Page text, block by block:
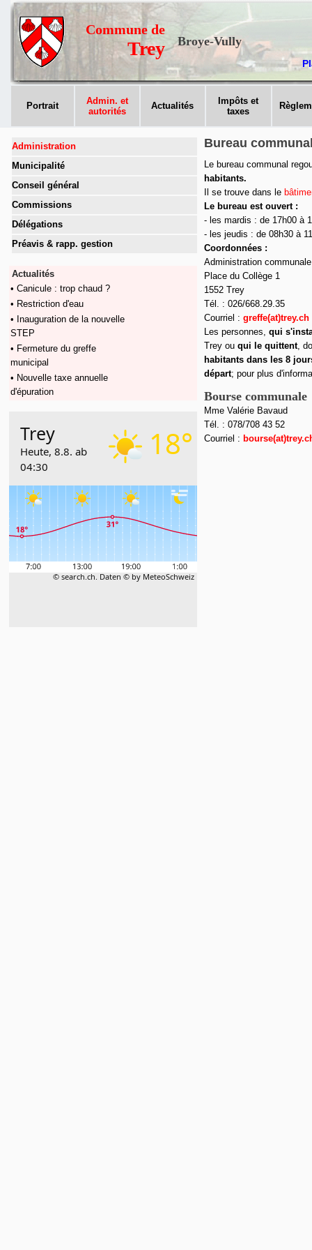
Commune de
Broye-Vully
Trey
Portrait
Admin. et
autorités
Actualités
Impôts et
taxes
Administration
Municipalité
Conseil général
Commissions
Délégations
Préavis & rapp. gestion
Actualités
• Canicule : trop chaud ?
• Restriction d'eau
• Inauguration de la nouvelle
STEP
• Fermeture du greffe
municipal
• Nouvelle taxe annuelle
d'épuration
Bureau
Le bureau communal
habitants.
Il se trouve dans le
Le bureau est ouvert :
- les mardis : de 17h00 à
- les jeudis : de 08h30 à
Coordonnées :
Administration communale
Place du Collège 1
1552 Trey
Tél. : 026/668.29.35
Courriel : greffe(at)trey.ch
Les personnes, qui
Trey ou qui le quittent,
habitants dans les 8
départ; pour plus
Bourse communale
Mme Valérie Bavaud
Tél. : 078/708 43 52
Courriel : bourse